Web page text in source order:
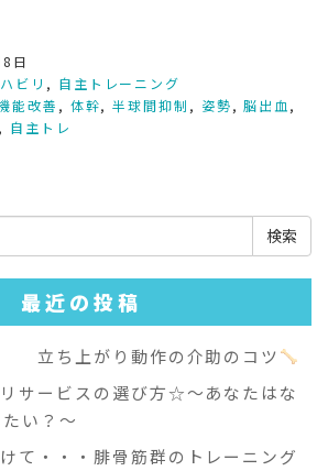
日
ビリ , 自主トレーニング
能改善 , 体幹,半球間抑制 , 姿勢,脳出血 ,
, 自主トレ
最近の投稿
ち上がり動作の介助のコツ
サービスの選び方☆～あなたはな
い？～
て・・・腓骨筋群のトレーニング